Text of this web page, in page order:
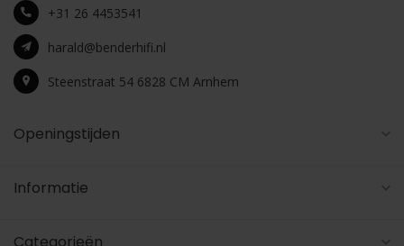
+31 26 4453541
harald@benderhifi.nl
Steenstraat 54 6828 CM Arnhem
Openingstijden
Informatie